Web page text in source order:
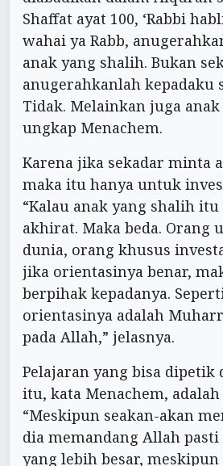
Shaffat ayat 100, ‘Rabbi
wahai ya Rabb,
anak yang shalih. Bukan
anugerahkanlah kepadaku
Tidak. Melainkan juga
ungkap Menachem.
Karena jika sekadar minta
maka itu hanya untuk
“Kalau anak yang shalih
akhirat. Maka beda. Orang
dunia, orang khusus
jika orientasinya benar,
berpihak kepadanya.
orientasinya adalah
pada Allah,” jelasnya.
Pelajaran yang bisa
itu, kata Menachem, adalah
“Meskipun seakan-akan
dia memandang Allah
yang lebih besar,